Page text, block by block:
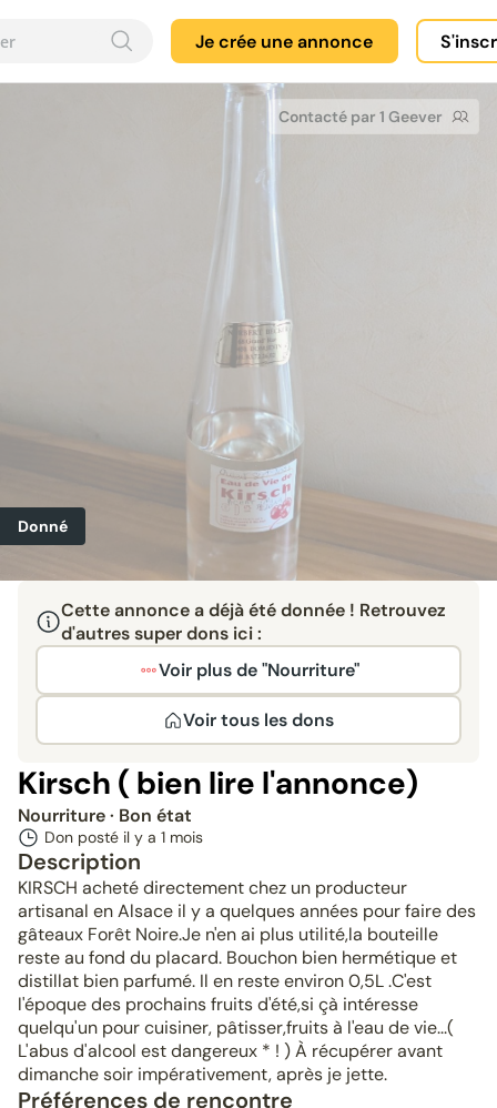
Je crée une annonce
Contacté par 1 Geever
Donné
Cette annonce a déjà été donnée ! Retrouvez
d'autres super dons ici :
Voir plus de "Nourriture"
Voir tous les dons
Kirsch ( bien lire l'annonce)
Nourriture· Bon état
Don posté il y a 1 mois
Description
KIRSCH acheté directement chez un producteur
artisanal en Alsace il y a quelques années pour faire des
gâteaux Forêt Noire.Je n'en ai plus utilité,la bouteille
reste au fond du placard. Bouchon bien hermétique et
distillat bien parfumé. Il en reste environ 0,5L .C'est
l'époque des prochains fruits d'été,si çà intéresse
quelqu'un pour cuisiner, pâtisser,fruits à l'eau de vie...(
L'abus d'alcool est dangereux * ! ) À récupérer avant
dimanche soir impérativement, après je jette.
Préférences de rencontre